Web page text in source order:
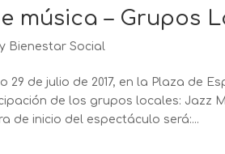
música – Grupos
Bienestar Social
29 de julio de 2017, en la Plaza de
de los grupos locales: Jazz
de inicio del espectáculo será:...